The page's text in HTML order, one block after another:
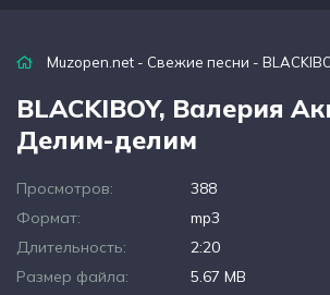
Muzopen.net - Свежие песни - BLACKIBOY,
BLACKIBOY, Валерия
Делим-делим
Просмотров:
388
Формат:
mp3
Длительность:
2:20
Размер файла:
5.67 MB